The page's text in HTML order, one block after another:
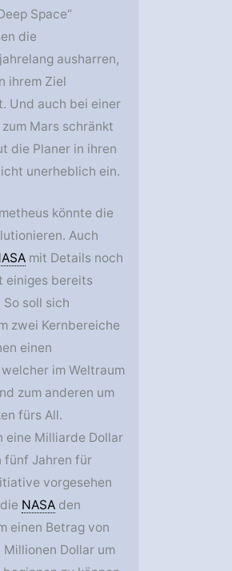
Space“
die
ausharren,
ihrem Ziel
Und auch bei einer
Mars schränkt
die Planer in ihren
unerheblich ein.
könnte die
Auch
mit Details noch
einiges bereits
soll sich
zwei Kernbereiche
einen
im Weltraum
zum anderen um
fürs All.
eine Milliarde Dollar
fünf Jahren für
vorgesehen
NASA den
einen Betrag von
Dollar um